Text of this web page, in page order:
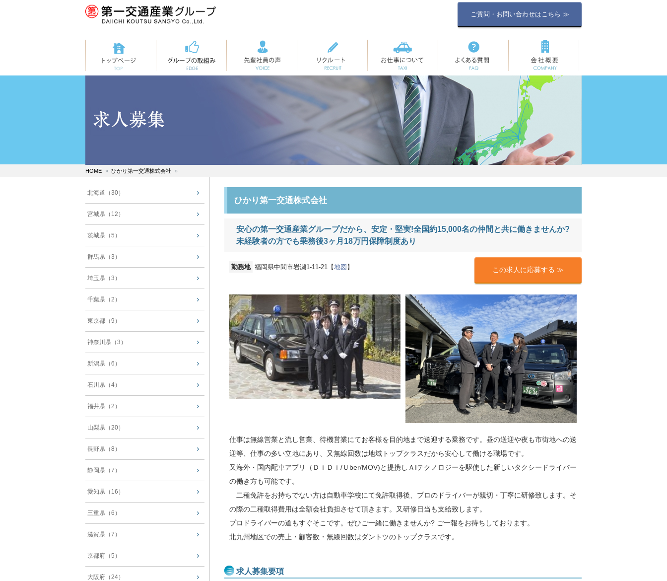
ご質問・お問い合わせはこちら ≫
トップページ 第一交通の取組み 先輩社員の声 リクルート お仕事について よくある質問 会社概要
HOME ひかり第一交通株式会社
ひかり第一交通株式会社
安心の第一交通産業グループだから、安定・堅実!全国約15,000名の仲間と共に働きませんか?
未経験者の方でも乗務後3ヶ月18万円保障制度あり
勤務地 福岡県中間市岩瀬1-11‐21【地図 】 この求人に応募する ≫
仕事は無線営業と流し営業、待機営業にてお客様を目的地まで送迎する乗務です。昼の送迎や夜も市街地への送
迎等、仕事の多い立地にあり、又無線回数は地域トップクラスだから安心して働ける職場です。
又海外・国内配車アプリ（ＤｉＤｉ/Ｕber/MOV)と提携しＡIテクノロジーを駆使した新しいタクシードライバー
の働き方も可能です。
二種免許をお持ちでない方は自動車学校にて免許取得後、プロのドライバーが親切・丁寧に研修致します。そ
の際の二種取得費用は全額会社負担させて頂きます。又研修日当も支給致します。
プロドライバーの道もすぐそこです。ぜひご一緒に働きませんか? ご一報をお待ちしております。
北九州地区での売上・顧客数・無線回数はダントツのトップクラスです。
求人募集要項
北海道（30）
宮城県（12）
茨城県（5）
群馬県（3）
埼玉県（3）
千葉県（2）
東京都（9）
神奈川県（3）
新潟県（6）
石川県（4）
福井県（2）
山梨県（20）
長野県（8）
静岡県（7）
愛知県（16）
三重県（6）
滋賀県（7）
京都府（5）
大阪府（24）